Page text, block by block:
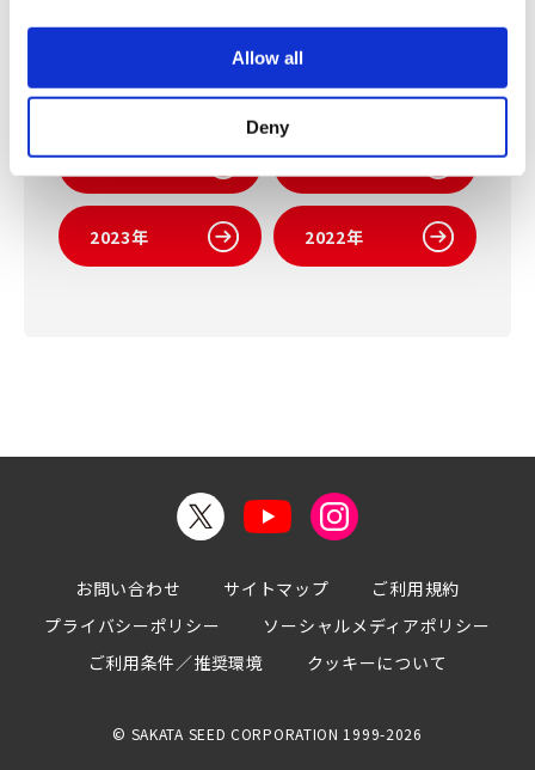
Allow all
Deny
ニュース
最新情報 2026年
2025年 2024年
2023年 2022年
お問い合わせ サイトマップ
ご利用規約
プライバシーポリシー
ソーシャルメディアポリシー
ご利用条件／推奨環境
クッキーについて
© SAKATA SEED CORPORATION 1999-2026